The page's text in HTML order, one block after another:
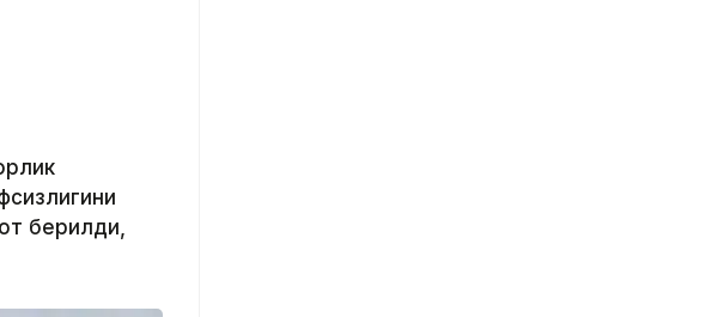
берилди,